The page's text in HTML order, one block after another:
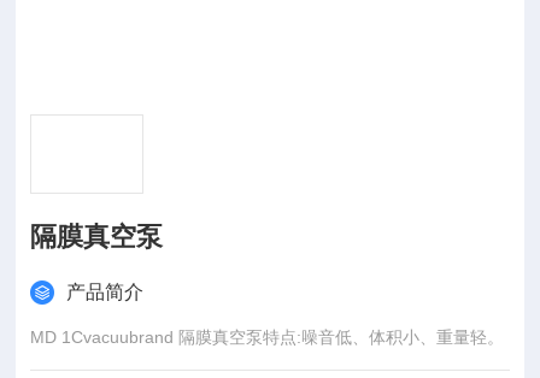
隔膜真空泵
产品简介
MD 1Cvacuubrand 隔膜真空泵特点:噪音低、体积小、重量轻。